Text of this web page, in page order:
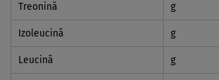
Treonină g
Izoleucină g
Leucină g